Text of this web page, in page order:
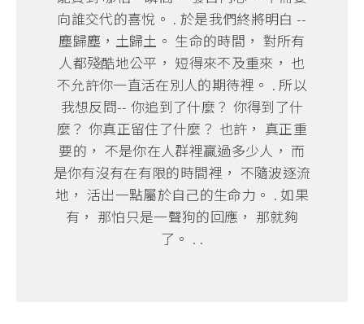
向誰交代的喜悅。 . 於是我們終將明白 --
塵歸塵，土歸土。 生命的時間， 對所有
人都殘酷地公平， 短得來不及重來， 也
不允許你一直活在別人的期待裡。 . 所以
我想反問-- 你追到了什麼？ 你得到了什
麼？ 你真正留住了什麼？ 也許， 真正重
要的， 不是你在人群裡贏過多少人， 而
是你有沒有在有限的時間裡， 不隨波逐流
地， 活出一點屬於自己的生命力。 . 如果
有， 那怕只是一聲狗的回應， 那就夠
了。 . .